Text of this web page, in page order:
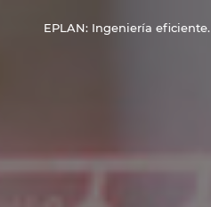
EPLAN: Ingeniería eficiente.